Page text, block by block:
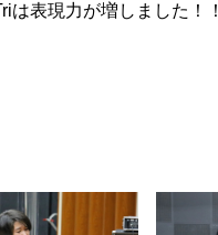
表現力が増しました！！